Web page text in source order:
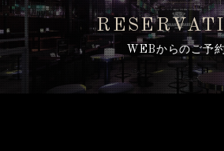
WEBからのご予約